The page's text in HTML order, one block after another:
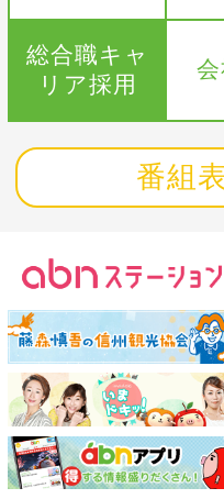
総合職キャ
リア採用
番組